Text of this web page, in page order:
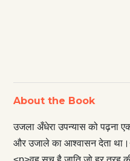
About the Book
उजला अँधेरा उपन्यास को पढ़ना
और उजाले का आश्वासन देता